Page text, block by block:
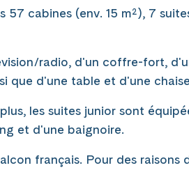
cabines (env. 15 m²), 7
radio, d'un coffre-fort,
que d'une table et d'une
les suites junior sont
et d'une baignoire.
français. Pour des raisons